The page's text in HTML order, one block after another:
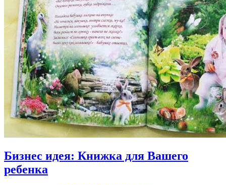
Бизнес идея: Книжка для Вашего
ребенка